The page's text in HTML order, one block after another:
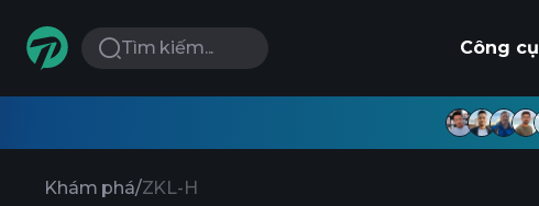
Tìm kiếm... Công cụ
Khám phá/ZKL-H